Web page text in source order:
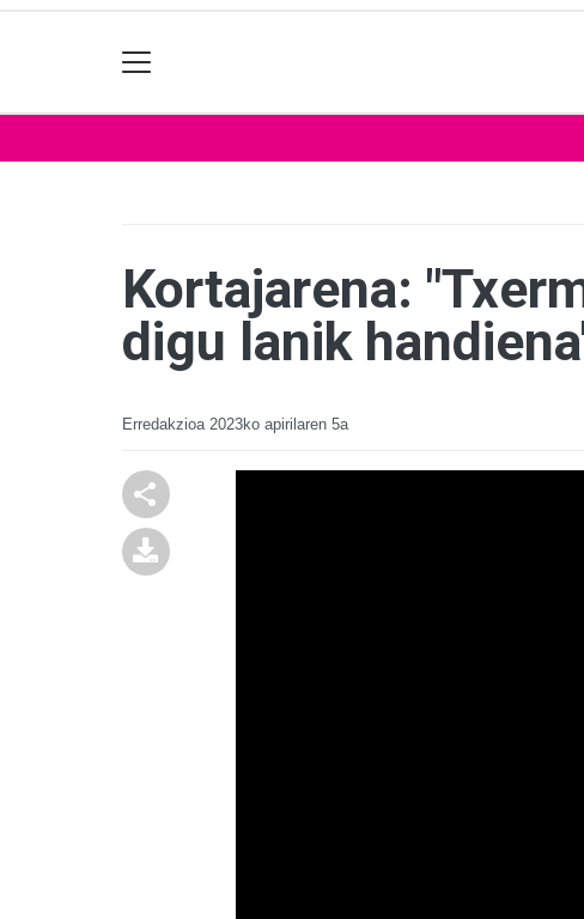
Kortajarena:
digu lanik
Erredakzioa 2023ko apirilaren 5a